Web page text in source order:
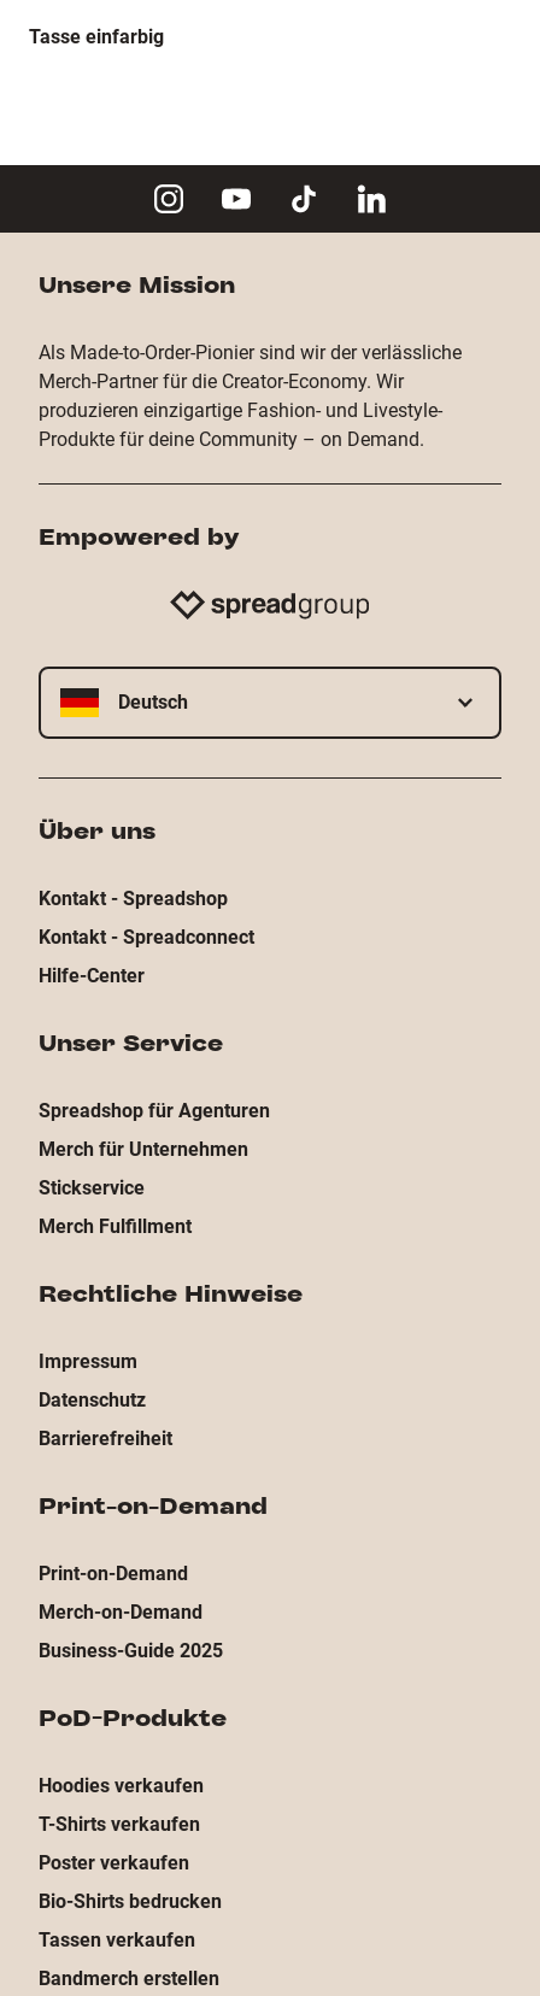
Tasse einfarbig
Unsere Mission
Als Made-to-Order-Pionier sind wir der verlässliche
Merch-Partner für die Creator-Economy. Wir
produzieren einzigartige Fashion- und Livestyle-
Produkte für deine Community – on Demand.
Empowered by
Deutsch
Über uns
Kontakt - Spreadshop
Kontakt - Spreadconnect
Hilfe-Center
Unser Service
Spreadshop für Agenturen
Merch für Unternehmen
Stickservice
Merch Fulfillment
Rechtliche Hinweise
Impressum
Datenschutz
Barrierefreiheit
Print-on-Demand
Print-on-Demand
Merch-on-Demand
Business-Guide 2025
PoD-Produkte
Hoodies verkaufen
T-Shirts verkaufen
Poster verkaufen
Bio-Shirts bedrucken
Tassen verkaufen
Bandmerch erstellen